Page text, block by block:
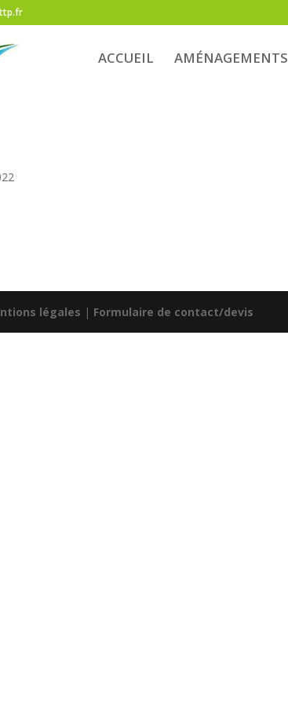
ACCUEIL AMÉNAGEMENTS
légales | Formulaire de contact/devis